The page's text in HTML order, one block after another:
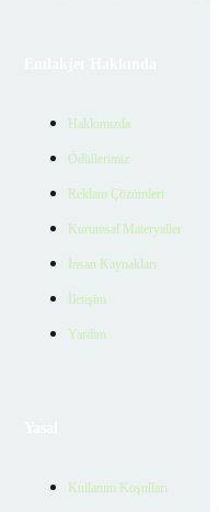
Hakkımızda
Ödüllerimiz
Reklam Çözümleri
Kurumsal Materyaller
İnsan Kaynakları
İletişim
Yardım
Kullanım Koşulları